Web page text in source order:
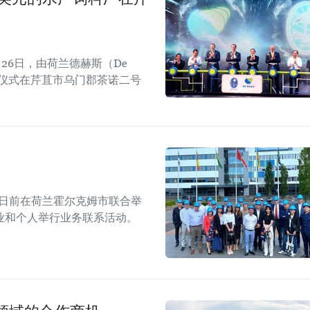
日，由荷兰德赫斯（De
式在芹苴市乌门郡茶诺二号
前在荷兰霍尔克姆市联合举
个人举行业务联系活动。